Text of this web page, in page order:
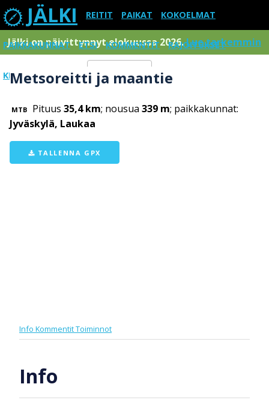
JÄLKI REITIT PAIKAT KOKOELMAT
PAIKKAKUNNAT ETSI KOMMENTIT RAJOITUKSET
KIRJAUDU SISÄÄN Menu
Jälki on päivittynnyt elokuussa 2026.Lue tarkemmin
Metsoreitti ja maantie
MTB Pituus 35,4 km; nousua 339 m; paikkakunnat:
Jyväskylä, Laukaa
TALLENNA GPX
Info KommentitToiminnot
Info